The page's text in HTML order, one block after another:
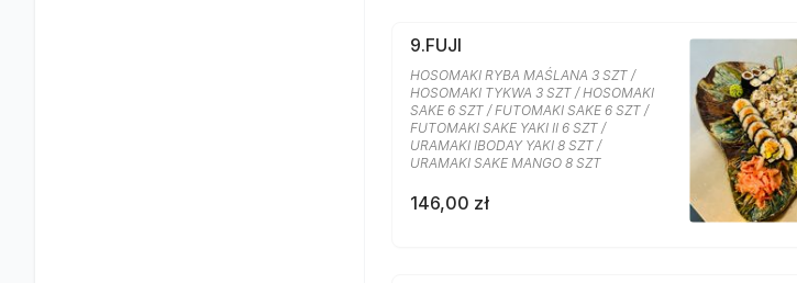
9.FUJI
HOSOMAKI RYBA MAŚLANA 3 SZT /
HOSOMAKI TYKWA 3 SZT / HOSOMAKI
SAKE 6 SZT / FUTOMAKI SAKE 6 SZT /
FUTOMAKI SAKE YAKI II 6 SZT /
URAMAKI IBODAY YAKI 8 SZT /
URAMAKI SAKE MANGO 8 SZT
146,00 zł